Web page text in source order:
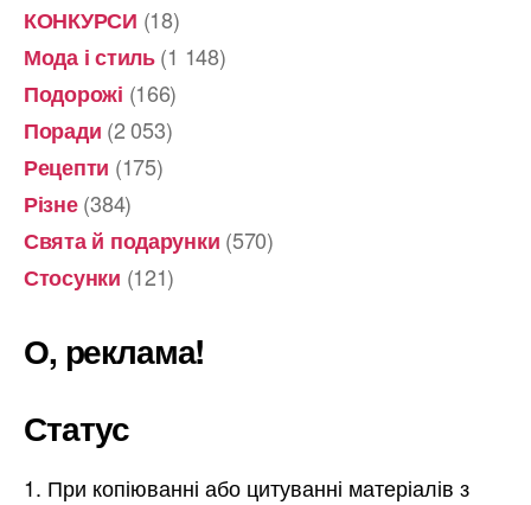
КОНКУРСИ (18)
Мода і стиль(1 148)
Подорожі (166)
Поради (2 053)
Рецепти (175)
Різне(384)
Свята й подарунки (570)
Стосунки (121)
О, реклама!
Статус
При копіюванні або цитуванні матеріалів з